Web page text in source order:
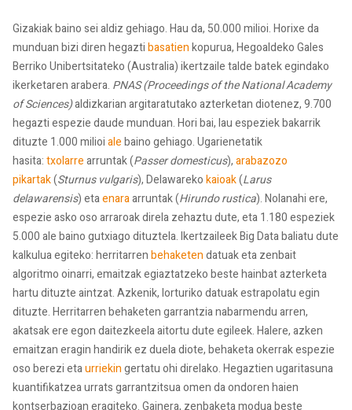
Gizakiak baino sei aldiz gehiago. Hau da, 50.000 milioi. Horixe da
munduan bizi diren hegaztibasatienkopurua, Hegoaldeko Gales
Berriko Unibertsitateko (Australia) ikertzaile talde batek egindako
ikerketaren arabera. PNAS (Proceedings of the National Academy
of Sciences)aldizkarian argitaratutako azterketan diotenez, 9.700
hegazti espezie daude munduan. Hori bai, lau espeziek bakarrik
dituzte 1.000 milioialebaino gehiago. Ugarienetatik
hasita:txolarrearruntak (Passer domesticus),arabazozo
pikartak(Sturnus vulgaris), Delawarekokaioak(Larus
delawarensis) etaenaraarruntak (Hirundo rustica). Nolanahi ere,
espezie asko oso arraroak direla zehaztu dute, eta 1.180 espeziek
5.000 ale baino gutxiago dituztela. Ikertzaileek Big Data baliatu dute
kalkulua egiteko: herritarrenbehaketendatuak eta zenbait
algoritmo oinarri, emaitzak egiaztatzeko beste hainbat azterketa
hartu dituzte aintzat. Azkenik, lorturiko datuak estrapolatu egin
dituzte. Herritarren behaketen garrantzia nabarmendu arren,
akatsak ere egon daitezkeela aitortu dute egileek. Halere, azken
emaitzan eragin handirik ez duela diote, behaketa okerrak espezie
oso berezi etaurriekingertatu ohi direlako. Hegaztien ugaritasuna
kuantifikatzea urrats garrantzitsua omen da ondoren haien
kontserbazioan eragiteko. Gainera, zenbaketa modua beste